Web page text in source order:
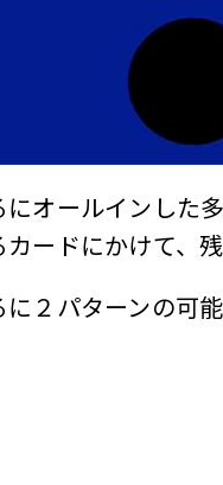
にオールインした
カードにかけて、
２パターンの可